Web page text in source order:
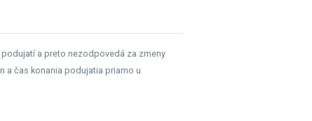
a preto nezodpovedá za zmeny
a čas konania podujatia priamo u